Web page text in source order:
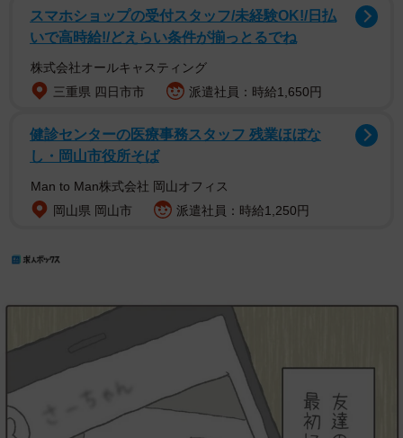
スマホショップの受付スタッフ/未経験OK!/日払
いで高時給!/どえらい条件が揃っとるでね
株式会社オールキャスティング
三重県 四日市市
派遣社員：時給1,650円
健診センターの医療事務スタッフ 残業ほぼな
し・岡山市役所そば
Man to Man株式会社 岡山オフィス
岡山県 岡山市
派遣社員：時給1,250円